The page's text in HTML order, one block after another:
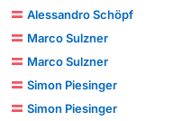
Alessandro Schöpf
Marco Sulzner
Marco Sulzner
Simon Piesinger
Simon Piesinger